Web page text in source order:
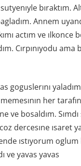
bıraktım.
Annem
actım ve ılkonce
Cırpınıyodu ama
goguslerını
memesının her
ve bosaldım.
dercesıne ısaret
ıstıyorum oglum
ve yavas yavas